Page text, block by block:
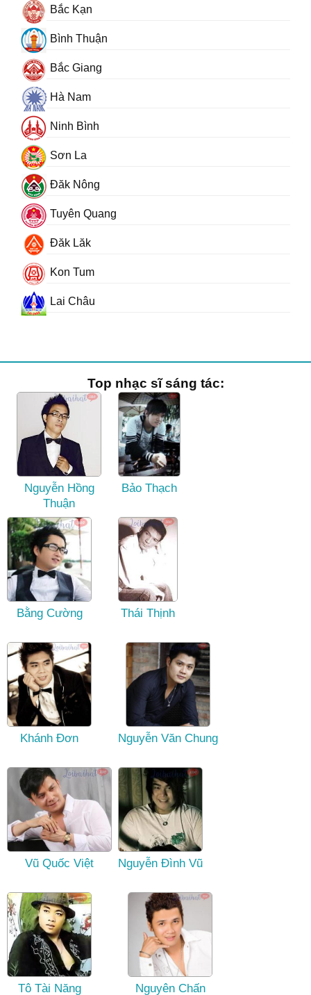
Bắc Kạn
Bình Thuận
Bắc Giang
Hà Nam
Ninh Bình
Sơn La
Đăk Nông
Tuyên Quang
Đăk Lăk
Kon Tum
Lai Châu
Top nhạc sĩ sáng tác:
Nguyễn Hồng
Thuận
Bảo Thạch
Bằng Cường Thái Thịnh
Khánh Đơn Nguyễn Văn Chung
Vũ Quốc Việt Nguyễn Đình Vũ
Tô Tài Năng
Nguyên Chấn